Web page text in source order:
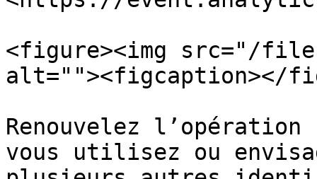
<figure><img src="/files/
alt=""><figcaption></
Renouvelez
vous utilisez ou